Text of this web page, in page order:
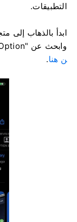
التطبيقات.
وابحث عن "IQ Option". أو يمكنك تنزيل التطبيق مباشرةً
ن هنا.